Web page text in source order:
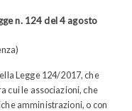
n. 124 del 4 agosto
Legge 124/2017, che
cui le associazioni, che
amministrazioni, o con